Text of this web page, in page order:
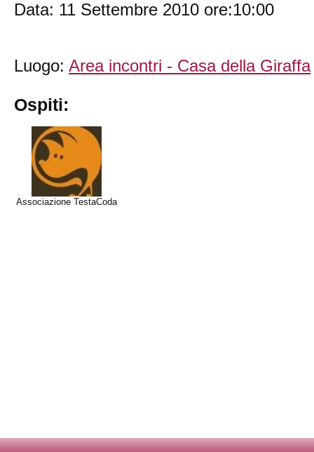
Data: 11 Settembre 2010 ore:10:00
Luogo: Area incontri - Casa della Giraffa
Ospiti:
Associazione TestaCoda